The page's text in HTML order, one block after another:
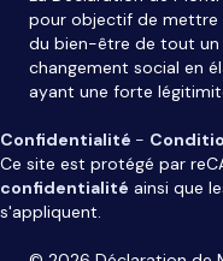
pour objectif de mettre
du bien-être de tout un
changement social en
ayant une forte
Confidentialité -
Ce site est protégé par
confidentialité ainsi que
s'appliquent.